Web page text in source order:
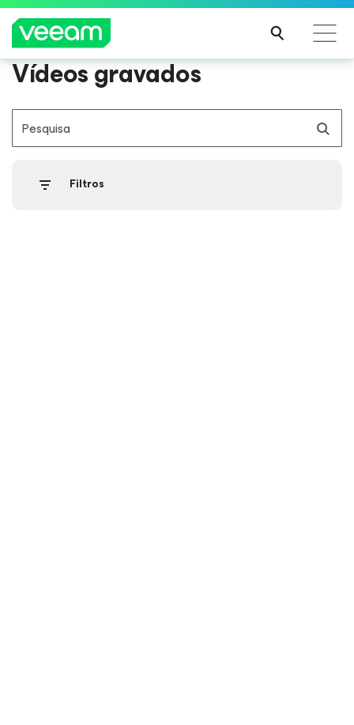
pela atualização de conteúdo da CrowdStrike
LEIA
Vídeos gravados
Pesquisa
Filtros